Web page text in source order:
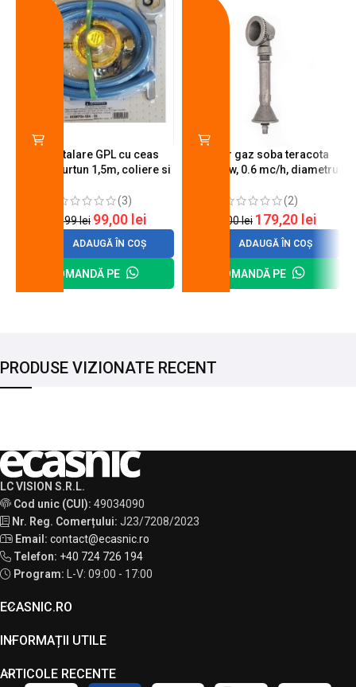
Kit instalare GPL cu ceas
butelie, furtun 1,5m, coliere si
(3)
120,99lei 99,00 lei
ADAUGĂ ÎN COȘ
COMANDĂ PE
Arzator gaz soba teracota
A600, 6 kw, 0.6 mc/h, diametru
(2)
200,00lei 179,20 lei
ADAUGĂ ÎN COȘ
COMANDĂ PE
PRODUSE VIZIONATE RECENT
LC VISION S.R.L.
Cod unic (CUI): 49034090
Nr. Reg. Comerțului: J23/7208/2023
Email: contact@ecasnic.ro
Telefon: +40 724 726 194
Program:
L-V: 09:00 - 17:00
ECASNIC.RO
INFORMAȚII UTILE
ARTICOLE RECENTE